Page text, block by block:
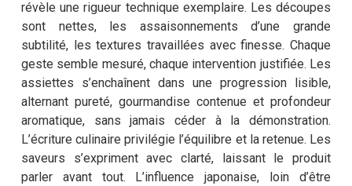
révèle une rigueur technique exemplaire. Les découpes
sont nettes, les assaisonnements d’une grande
subtilité, les textures travaillées avec finesse. Chaque
geste semble mesuré, chaque intervention justifiée. Les
assiettes s’enchaînent dans une progression lisible,
alternant pureté, gourmandise contenue et profondeur
aromatique, sans jamais céder à la démonstration.
L’écriture culinaire privilégie l’équilibre et la retenue. Les
saveurs s’expriment avec clarté, laissant le produit
parler avant tout. L’influence japonaise, loin d’être